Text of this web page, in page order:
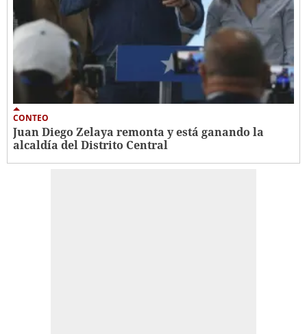
CONTEO
Juan Diego Zelaya remonta y está ganando la
alcaldía del Distrito Central